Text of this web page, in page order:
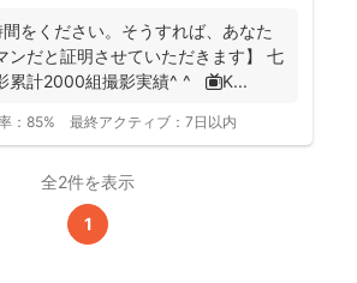
間をください。そうすれば、あなた
ンだと証明させていただきます】 七
累計2000組撮影実績^ ^ 📺K...
： 85% 最終アクティブ： 7日以内
全2件を表示
1